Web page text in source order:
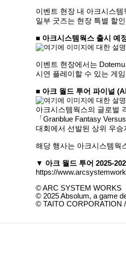
이벤트 현장 내 아크시스템
일부 굿즈는 현장 특별 할
■ 아크시스템웍스 출시 예
이벤트 현장에서는
시연 플레이할 수 있는 게
■ 아크 월드 투어 파이널
아크시스템웍스의 글로벌
「Granblue Fantasy
대회에서 선발된 상위 우
해당 행사는 아크시스템웍
▼ 아크 월드 투어 2025-
https://
© ARC SYSTEM WORKS
© 2025 Absolum, a game
© TAITO CORPORATION